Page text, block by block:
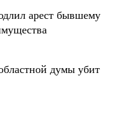
арест бывшему
думы убит